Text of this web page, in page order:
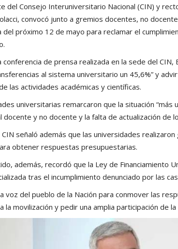
del Consejo Interuniversitario Nacional (CIN) y
convocó junto a gremios docentes, no
del próximo 12 de mayo para reclamar el
conferencia de prensa realizada en la sede del CIN,
al sistema universitario un 45,6%” y
las actividades académicas y científicas.
universitarias remarcaron que la situación “más
docente y no docente y la falta de actualización de
señaló además que las universidades
obtener respuestas presupuestarias.
además, recordó que la Ley de Financiamiento
tras el incumplimiento denunciado por las
voz del pueblo de la Nación para conmover las
la movilización y pedir una amplia participación de